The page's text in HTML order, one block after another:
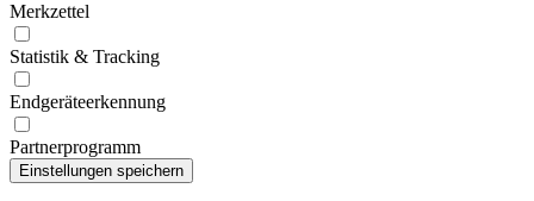
Merkzettel
Statistik & Tracking
Endgeräteerkennung
Partnerprogramm